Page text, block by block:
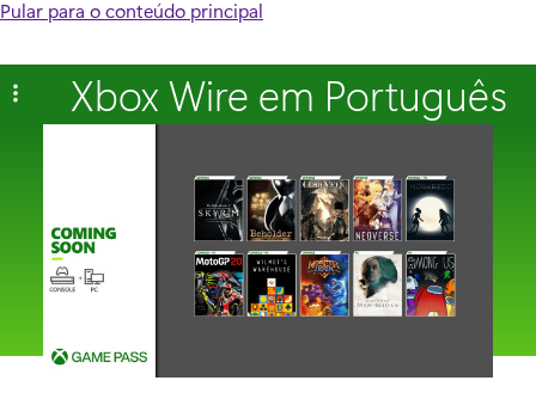
Pular para o conteúdo principal
Xbox Wire em Português